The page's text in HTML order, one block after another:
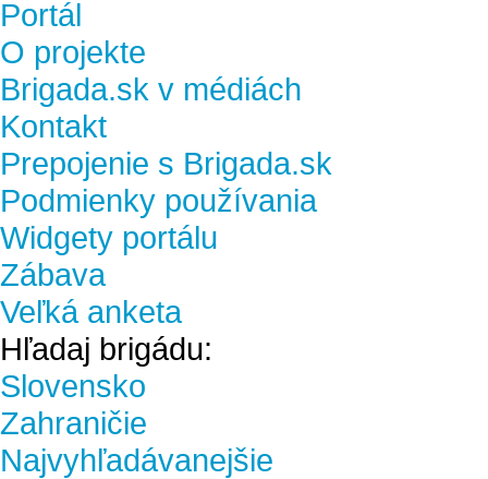
Portál
O projekte
Brigada.sk v médiách
Kontakt
Prepojenie s Brigada.sk
Podmienky používania
Widgety portálu
Zábava
Veľká anketa
Hľadaj brigádu:
Slovensko
Zahraničie
Najvyhľadávanejšie